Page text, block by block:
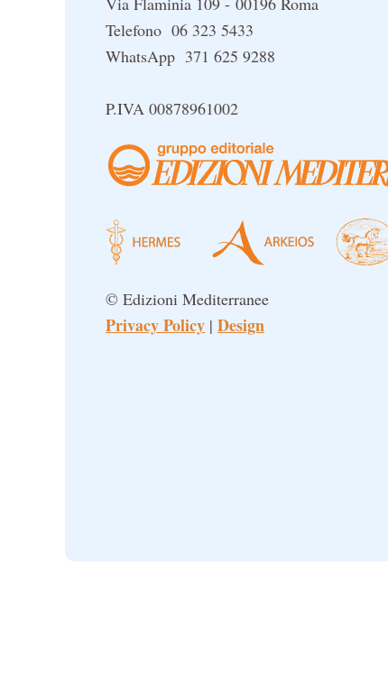
Telefono 06 323 5433
WhatsApp 371 625 9288
P.IVA 00878961002
© Edizioni Mediterranee
Privacy Policy | Design